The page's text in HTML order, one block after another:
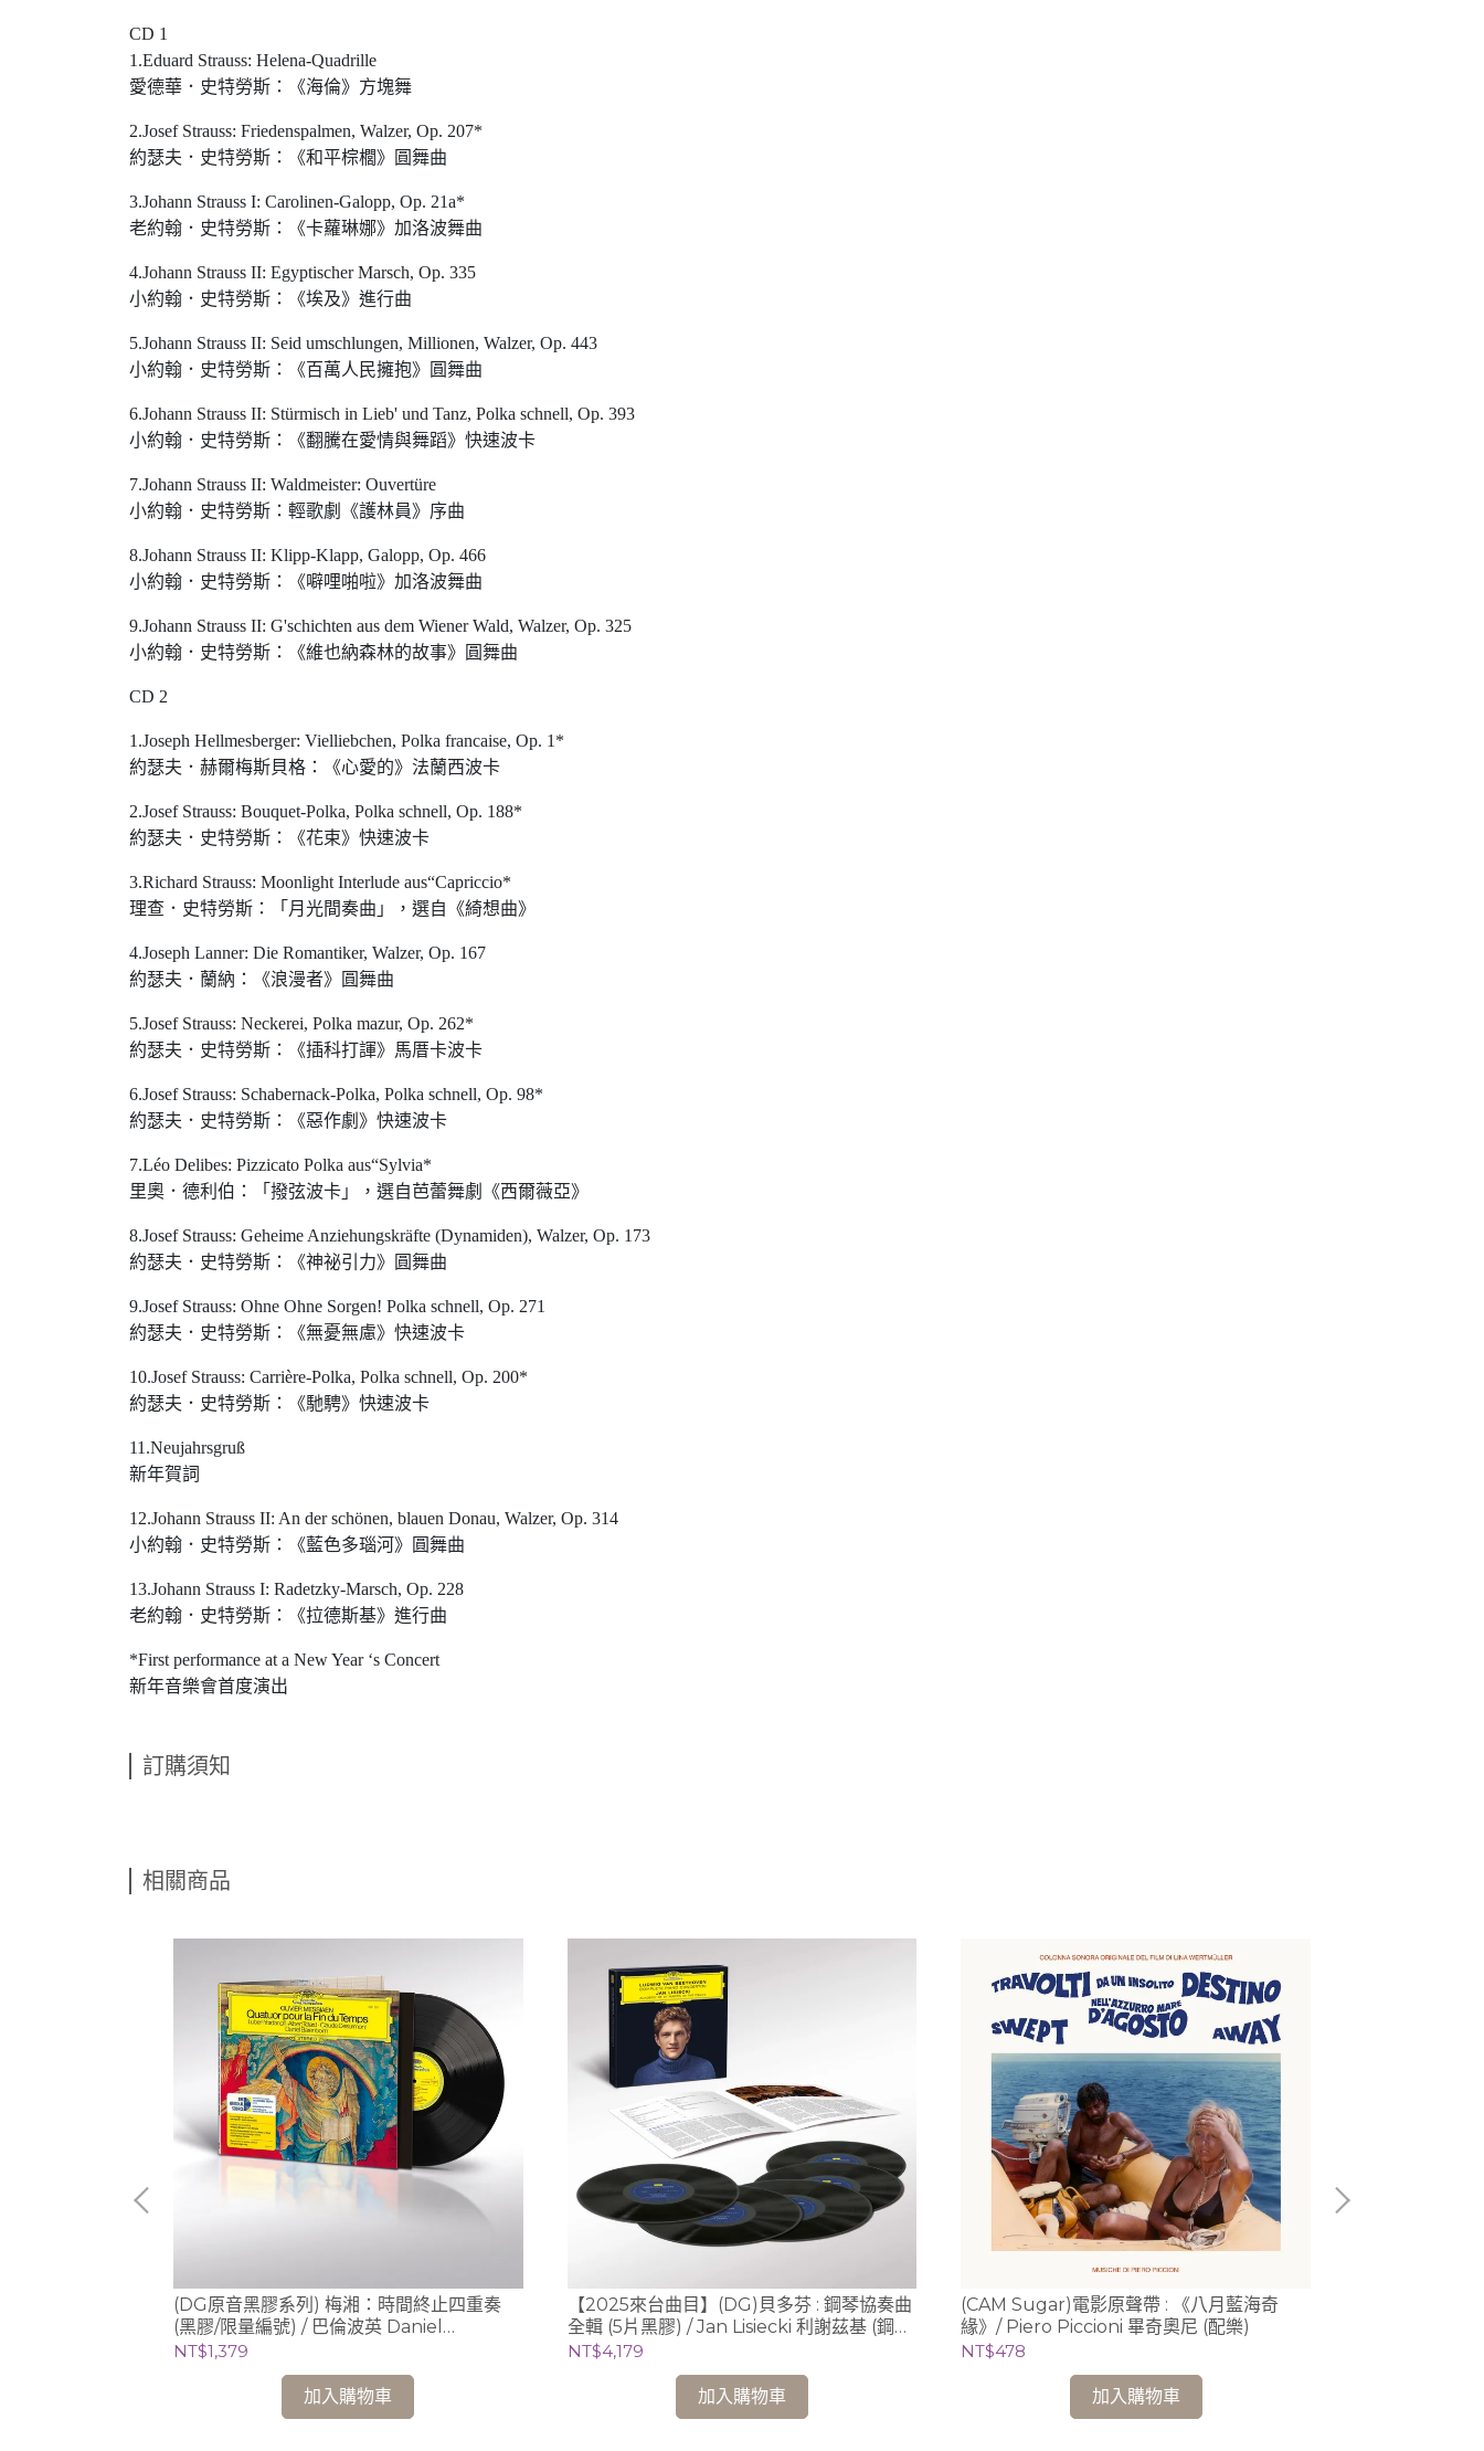
CD 1
1.Eduard Strauss: Helena-Quadrille
愛德華．史特勞斯：《海倫》方塊舞
2.Josef Strauss: Friedenspalmen, Walzer, Op. 207*
約瑟夫．史特勞斯：《和平棕櫚》圓舞曲
3.Johann Strauss I: Carolinen-Galopp, Op. 21a*
老約翰．史特勞斯：《卡蘿琳娜》加洛波舞曲
4.Johann Strauss II: Egyptischer Marsch, Op. 335
小約翰．史特勞斯：《埃及》進行曲
5.Johann Strauss II: Seid umschlungen, Millionen, Walzer, Op. 443
小約翰．史特勞斯：《百萬人民擁抱》圓舞曲
6.Johann Strauss II: Stürmisch in Lieb' und Tanz, Polka schnell, Op. 393
小約翰．史特勞斯：《翻騰在愛情與舞蹈》快速波卡
7.Johann Strauss II: Waldmeister: Ouvertüre
小約翰．史特勞斯：輕歌劇《護林員》序曲
8.Johann Strauss II: Klipp-Klapp, Galopp, Op. 466
小約翰．史特勞斯：《噼哩啪啦》加洛波舞曲
9.Johann Strauss II: G'schichten aus dem Wiener Wald, Walzer, Op. 325
小約翰．史特勞斯：《維也納森林的故事》圓舞曲
CD 2
1.Joseph Hellmesberger: Vielliebchen, Polka francaise, Op. 1*
約瑟夫．赫爾梅斯貝格：《心愛的》法蘭西波卡
2.Josef Strauss: Bouquet-Polka, Polka schnell, Op. 188*
約瑟夫．史特勞斯：《花束》快速波卡
3.Richard Strauss: Moonlight Interlude aus“Capriccio*
理查．史特勞斯：「月光間奏曲」，選自《綺想曲》
4.Joseph Lanner: Die Romantiker, Walzer, Op. 167
約瑟夫．蘭納：《浪漫者》圓舞曲
5.Josef Strauss: Neckerei, Polka mazur, Op. 262*
約瑟夫．史特勞斯：《插科打諢》馬厝卡波卡
6.Josef Strauss: Schabernack-Polka, Polka schnell, Op. 98*
約瑟夫．史特勞斯：《惡作劇》快速波卡
7.Léo Delibes: Pizzicato Polka aus“Sylvia*
里奧．德利伯：「撥弦波卡」，選自芭蕾舞劇《西爾薇亞》
8.Josef Strauss: Geheime Anziehungskräfte (Dynamiden), Walzer, Op. 173
約瑟夫．史特勞斯：《神祕引力》圓舞曲
9.Josef Strauss: Ohne Ohne Sorgen! Polka schnell, Op. 271
約瑟夫．史特勞斯：《無憂無慮》快速波卡
10.Josef Strauss: Carrière-Polka, Polka schnell, Op. 200*
約瑟夫．史特勞斯：《馳騁》快速波卡
11.Neujahrsgruß
新年賀詞
12.Johann Strauss II: An der schönen, blauen Donau, Walzer, Op. 314
小約翰．史特勞斯：《藍色多瑙河》圓舞曲
13.Johann Strauss I: Radetzky-Marsch, Op. 228
老約翰．史特勞斯：《拉德斯基》進行曲
*First performance at a New Year ‘s Concert
新年音樂會首度演出
訂購須知
相關商品
(DG原音黑膠系列) 梅湘：時間終止四重奏
(黑膠/限量編號) / 巴倫波英 Daniel
Barenboim (鋼琴)
NT$1,379
加入購物車
【2025來台曲目】(DG)貝多芬 : 鋼琴協奏曲
全輯 (5片黑膠) / Jan Lisiecki 利謝茲基 (鋼
琴、指揮) 聖馬丁學院管弦樂團
NT$4,179
加入購物車
(CAM Sugar)電影原聲帶 : 《八月藍海奇
緣》/ Piero Piccioni 畢奇奧尼 (配樂)
NT$478
加入購物車